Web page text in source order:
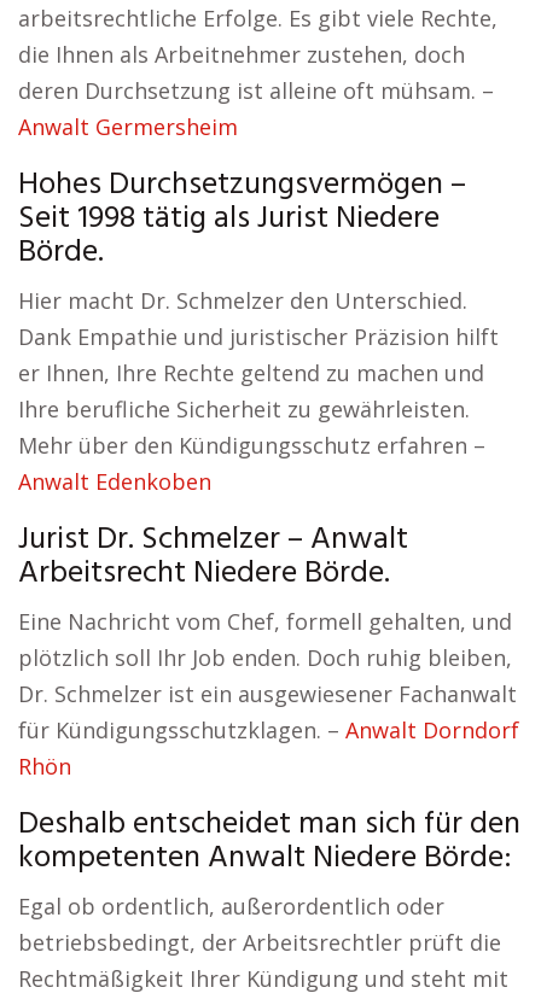
arbeitsrechtliche Erfolge. Es gibt viele Rechte,
die Ihnen als Arbeitnehmer zustehen, doch
deren Durchsetzung ist alleine oft mühsam. –
Anwalt Germersheim
Hohes Durchsetzungsvermögen –
Seit 1998 tätig als Jurist Niedere
Börde.
Hier macht Dr. Schmelzer den Unterschied.
Dank Empathie und juristischer Präzision hilft
er Ihnen, Ihre Rechte geltend zu machen und
Ihre berufliche Sicherheit zu gewährleisten.
Mehr über den Kündigungsschutz erfahren –
Anwalt Edenkoben
Jurist Dr. Schmelzer – Anwalt
Arbeitsrecht Niedere Börde.
Eine Nachricht vom Chef, formell gehalten, und
plötzlich soll Ihr Job enden. Doch ruhig bleiben,
Dr. Schmelzer ist ein ausgewiesener Fachanwalt
für Kündigungsschutzklagen. – Anwalt Dorndorf
Rhön
Deshalb entscheidet man sich für den
kompetenten Anwalt Niedere Börde:
Egal ob ordentlich, außerordentlich oder
betriebsbedingt, der Arbeitsrechtler prüft die
Rechtmäßigkeit Ihrer Kündigung und steht mit